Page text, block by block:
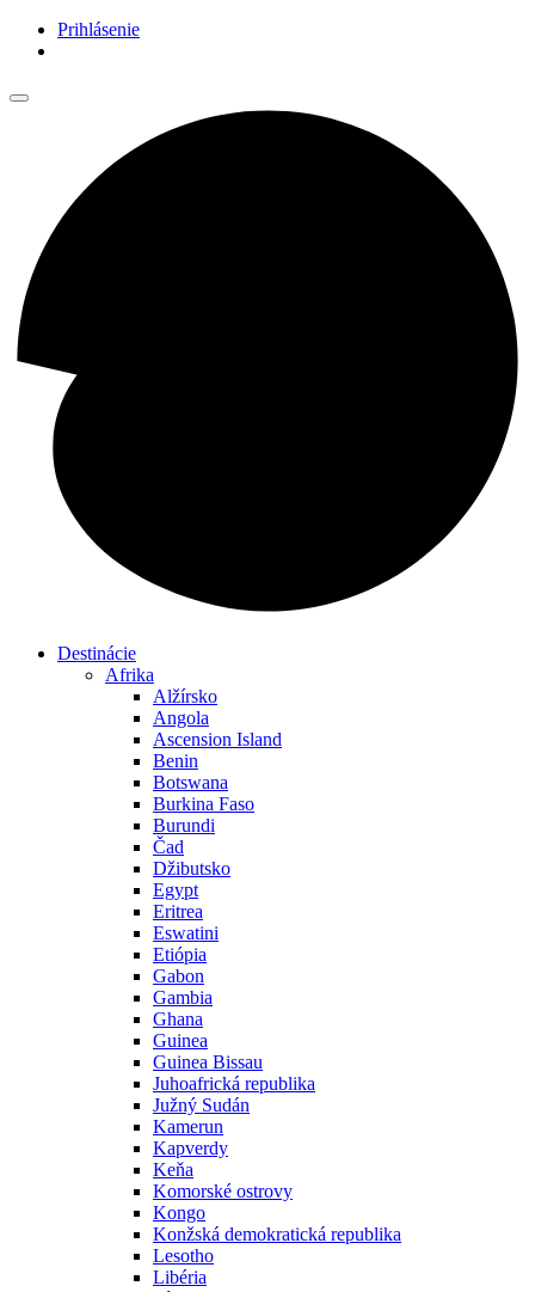
Prihlásenie
Destinácie
Afrika
Alžírsko
Angola
Ascension Island
Benin
Botswana
Burkina Faso
Burundi
Čad
Džibutsko
Egypt
Eritrea
Eswatini
Etiópia
Gabon
Gambia
Ghana
Guinea
Guinea Bissau
Juhoafrická republika
Južný Sudán
Kamerun
Kapverdy
Keňa
Komorské ostrovy
Kongo
Konžská demokratická republika
Lesotho
Libéria